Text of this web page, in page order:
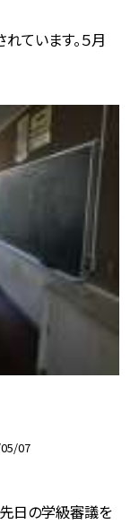
ています。５月
07
日の学級審議を